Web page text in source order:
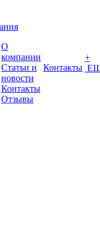
О
компании
Статьи и
новости
Контакты
Отзывы
Контакты
+